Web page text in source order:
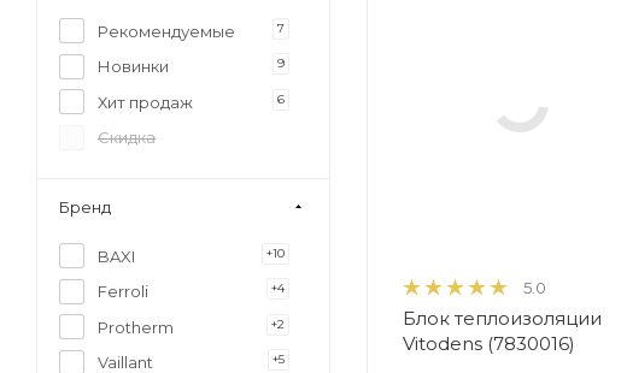
Рекомендуемые 7
Новинки 9
Хит продаж 6
Скидка
Бренд
BAXI +10
Ferroli +4
Protherm +2
Vaillant +5
5.0
Блок теплоизоляции
Vitodens (7830016)